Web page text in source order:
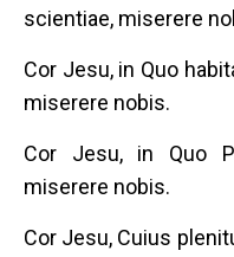
scientiae, miserere
Cor Jesu, in Quo
miserere nobis.
Cor Jesu, in Quo
miserere nobis.
Cor Jesu, Cuius